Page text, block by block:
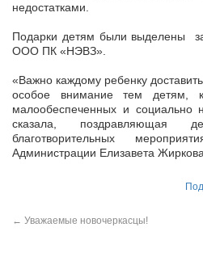
недостатками.
Подарки детям были выделены за
ООО ПК «НЭВЗ».
«Важно каждому ребенку
особое внимание тем детям,
малообеспеченных и
сказала, поздравляющая
благотворительных
Администрации Елизавета Жиркова.
← Уважаемые новочеркасцы!